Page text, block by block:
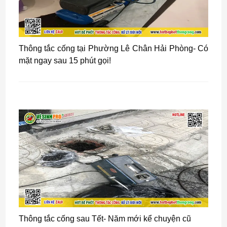
Thông tắc cống tại Phường Lê Chân Hải Phòng- Có
mặt ngay sau 15 phút gọi!
Thông tắc cống sau Tết- Năm mới kể chuyện cũ